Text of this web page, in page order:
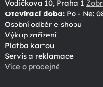
Vodičkova 10, Praha 1
Otevírací doba: Po - Ne:
Osobní odběr e-shopu
Výkup zařízení
Platba kartou
Servis a reklamace
Více o prodejně